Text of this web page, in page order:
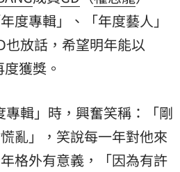
度專輯」、「年度藝人」
也放話，希望明年能以
獲獎。
專輯」時，興奮笑稱：「剛
亂」，笑說每一年對他來
格外有意義，「因為有許